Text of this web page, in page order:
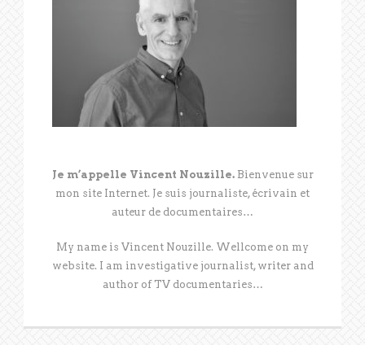
Je m’appelle Vincent Nouzille.Bienvenue sur
mon site Internet. Je suis journaliste, écrivain et
auteur de documentaires…
My name is Vincent Nouzille. Wellcome on my
website. I am investigative journalist, writer and
author of TV documentaries…